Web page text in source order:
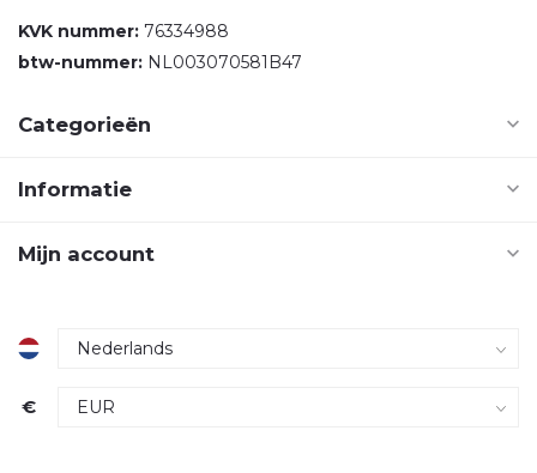
KVK nummer: 76334988
btw-nummer: NL003070581B47
Categorieën
Informatie
Mijn account
€